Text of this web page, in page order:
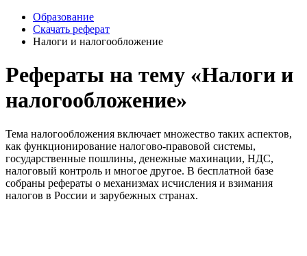
Образование
Скачать реферат
Налоги и налогообложение
Рефераты на тему «Налоги и
налогообложение»
Тема налогообложения включает множество таких аспектов,
как функционирование налогово-правовой системы,
государственные пошлины, денежные махинации, НДС,
налоговый контроль и многое другое. В бесплатной базе
собраны рефераты о механизмах исчисления и взимания
налогов в России и зарубежных странах.